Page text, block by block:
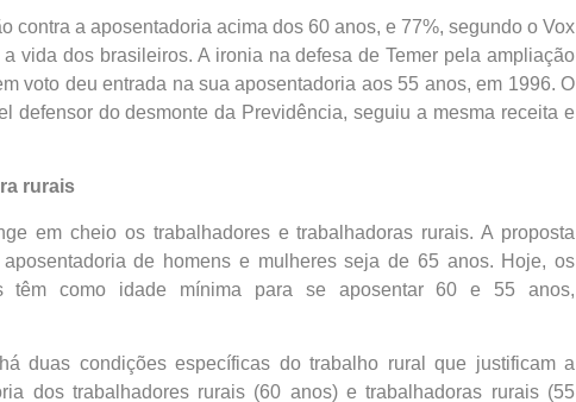
contra a aposentadoria acima dos 60 anos, e 77%, segundo o Vox
vida dos brasileiros. A ironia na defesa de Temer pela ampliação
voto deu entrada na sua aposentadoria aos 55 anos, em 1996. O
defensor do desmonte da Previdência, seguiu a mesma receita e
rurais
em cheio os trabalhadores e trabalhadoras rurais. A proposta
de homens e mulheres seja de 65 anos. Hoje, os
têm como idade mínima para se aposentar 60 e 55 anos,
duas condições específicas do trabalho rural que justificam a
dos trabalhadores rurais (60 anos) e trabalhadoras rurais (55